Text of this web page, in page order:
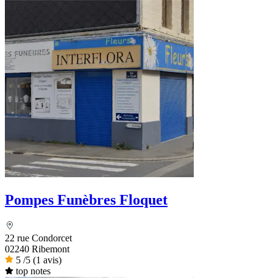
Pompes Funèbres Floquet
22 rue Condorcet
02240 Ribemont
5 /5 (1 avis)
top notes